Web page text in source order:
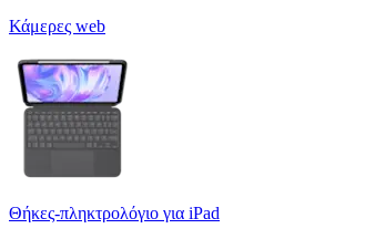
Κάμερες web
Θήκες-πληκτρολόγιο για iPad